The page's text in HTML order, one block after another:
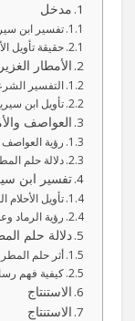
مدخل
تفسير ابن
حقيقة تأويل
الأمطار
التفسير
تأويل ابن
العواصف
رؤية العواصف
دلالة حلم
تفسير ابن
تأويل الأحلام
رؤية الرماد
دلالة حلم
أثر حلم
كيفية فهم
الاستنتاج
الاستنتاج